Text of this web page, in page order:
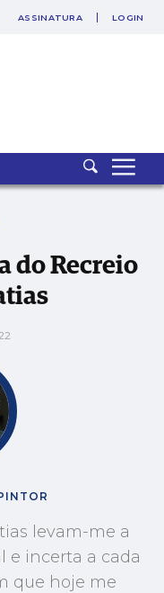
SAIR
ASSINATURA LOGIN
Matias
do Recreio
levam-me a
e incerta a cada
que hoje me